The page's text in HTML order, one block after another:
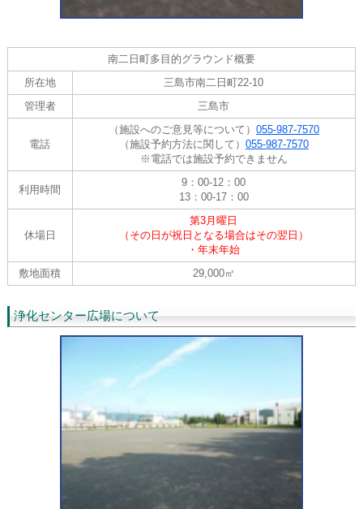
南二日町多目的グラウンド概要
所在地
三島市南二日町22-10
管理者
三島市
電話
（施設へのご意見等について） 055-987-7570
（施設予約方法に関して） 055-987-7570
※電話では施設予約できません
利用時間
9：00-12：00
13：00-17：00
休場日
第3月曜日
（その日が祝日となる場合はその翌日）
・年末年始
敷地面積
29,000㎡
浄化センター広場について